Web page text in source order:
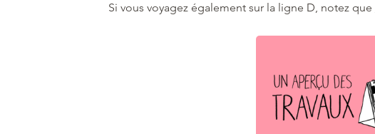
Si vous voyagez également sur la ligne D, notez que